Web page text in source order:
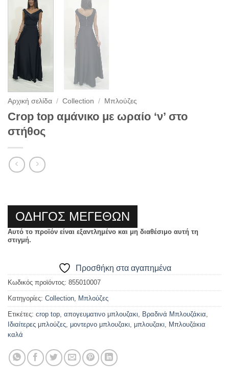
Αρχική σελίδα / Collection / Μπλούζες
Crop top αμάνικο με ωραίο ‘ν’ στο
στήθος
ΟΔΗΓΟΣ ΜΕΓΕΘΩΝ
Αυτό το προϊόν είναι εξαντλημένο και μη διαθέσιμο αυτή τη
στιγμή.
Προσθήκη στα αγαπημένα
Κωδικός προϊόντος: 855010007
Κατηγορίες: Collection, Μπλούζες
Ετικέτες: crop top, απογευματινο μπλουζακι, Βραδινά Μπλουζάκια,
Ιδιαίτερες μπλούζες, μοντερνο μπλουζακι, μπλουζακι, Μπλουζάκια
καλά